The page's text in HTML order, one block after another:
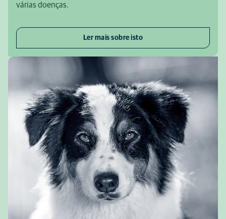
várias doenças.
Ler mais sobre isto